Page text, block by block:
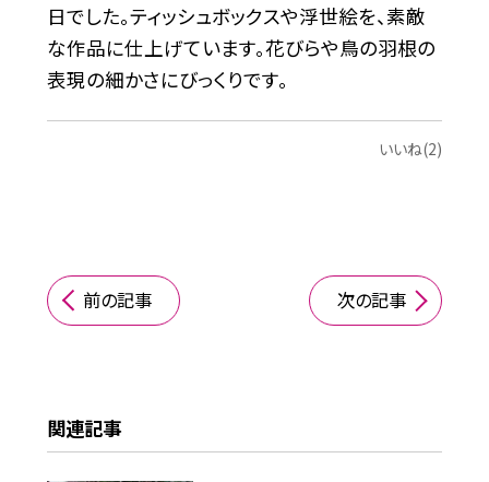
日でした。ティッシュボックスや浮世絵を、素敵
な作品に仕上げています。花びらや鳥の羽根の
表現の細かさにびっくりです。
いいね(2)
前の記事 次の記事
関連記事